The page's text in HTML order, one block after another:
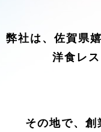
弊社は、佐賀県
洋食レ
その地で、創